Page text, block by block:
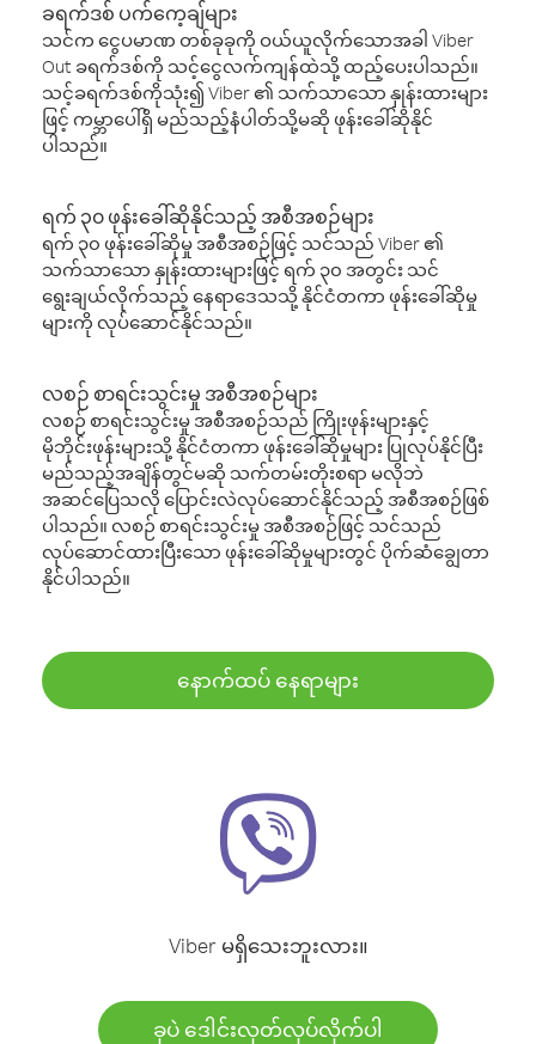
ခရက်ဒစ် ပက်ကေ့ချ်များ
သင်က ငွေပမာဏ တစ်ခုခုကို ဝယ်ယူလိုက်သောအခါ Viber
Out ခရက်ဒစ်ကို သင့်ငွေလက်ကျန်ထဲသို့ ထည့်ပေးပါသည်။
သင့်ခရက်ဒစ်ကိုသုံး၍ Viber ၏ သက်သာသော နှုန်းထားများ
ဖြင့် ကမ္ဘာပေါ်ရှိ မည်သည့်နံပါတ်သို့မဆို ဖုန်းခေါ်ဆိုနိုင်
ပါသည်။
ရက် ၃၀ ဖုန်းခေါ်ဆိုနိုင်သည့် အစီအစဉ်များ
ရက် ၃၀ ဖုန်းခေါ်ဆိုမှု အစီအစဉ်ဖြင့် သင်သည် Viber ၏
သက်သာသော နှုန်းထားများဖြင့် ရက် ၃၀ အတွင်း သင်
ရွေးချယ်လိုက်သည့် နေရာဒေသသို့ နိုင်ငံတကာ ဖုန်းခေါ်ဆိုမှု
များကို လုပ်ဆောင်နိုင်သည်။
လစဉ် စာရင်းသွင်းမှု အစီအစဉ်များ
လစဉ် စာရင်းသွင်းမှု အစီအစဉ်သည် ကြိုးဖုန်းများနှင့်
မိုဘိုင်းဖုန်းများသို့ နိုင်ငံတကာ ဖုန်းခေါ်ဆိုမှုများ ပြုလုပ်နိုင်ပြီး
မည်သည့်အချိန်တွင်မဆို သက်တမ်းတိုးစရာ မလိုဘဲ
အဆင်ပြေသလို ပြောင်းလဲလုပ်ဆောင်နိုင်သည့် အစီအစဉ်ဖြစ်
ပါသည်။ လစဉ် စာရင်းသွင်းမှု အစီအစဉ်ဖြင့် သင်သည်
လုပ်ဆောင်ထားပြီးသော ဖုန်းခေါ်ဆိုမှုများတွင် ပိုက်ဆံချွေတာ
နိုင်ပါသည်။
နောက်ထပ် နေရာများ
Viber မရှိသေးဘူးလား။
ခုပဲ ဒေါင်းလုတ်လုပ်လိုက်ပါ